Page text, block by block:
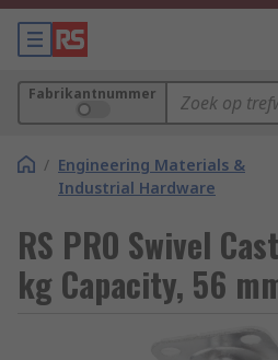
Fabrikantnummer
/ Engineering Materials &
Industrial Hardware
RS PRO Swivel
kg Capacity, 56